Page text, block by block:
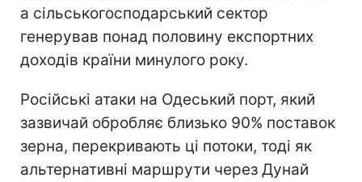
а сільськогосподарський сектор
генерував понад половину експортних
доходів країни минулого року.
Російські атаки на Одеський порт, який
зазвичай обробляє близько 90% поставок
зерна, перекривають ці потоки, тоді як
альтернативні маршрути через Дунай